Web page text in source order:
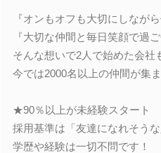
『オンもオフも大切にしながら
『大切な仲間と毎日笑顔で過ご
そんな想いで2人で始めた会社
今では2000名以上の仲間が集ま
★90％以上が未経験スタート
採用基準は「友達になれそうな
学歴や経験は一切不問です！